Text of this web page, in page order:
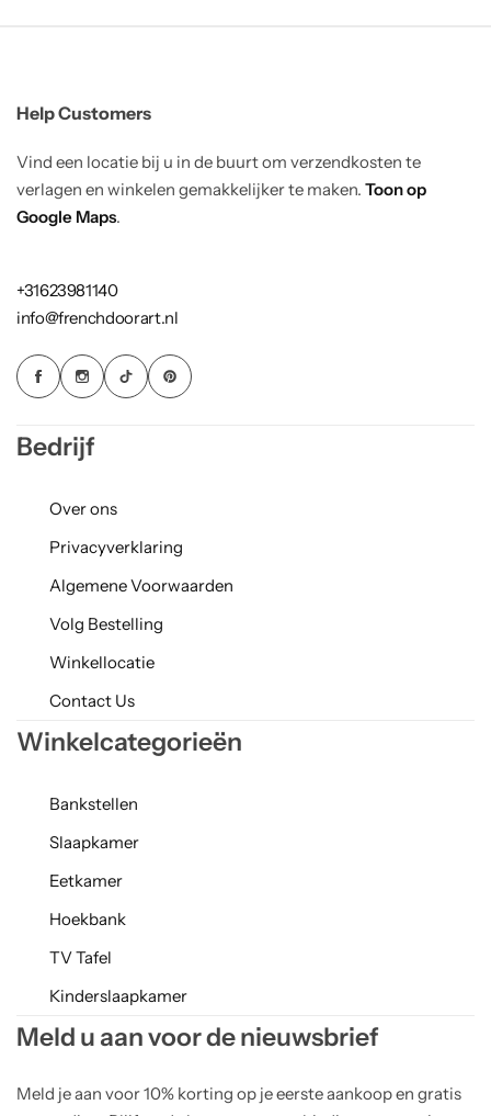
Help Customers
Vind een locatie bij u in de buurt om verzendkosten te
verlagen en winkelen gemakkelijker te maken. Toon op
Google Maps.
+31623981140
info@frenchdoorart.nl
Bedrijf
Over ons
Privacyverklaring
Algemene Voorwaarden
Volg Bestelling
Winkellocatie
Contact Us
Winkelcategorieën
Bankstellen
Slaapkamer
Eetkamer
Hoekbank
TV Tafel
Kinderslaapkamer
Meld u aan voor de nieuwsbrief
Meld je aan voor 10% korting op je eerste aankoop en gratis